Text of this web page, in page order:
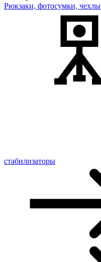
Рюкзаки, фотосумки, чехлы
стабилизаторы